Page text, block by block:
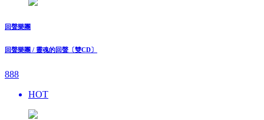
回聲樂團
回聲樂團 / 靈魂的回聲〔雙CD〕
888
HOT